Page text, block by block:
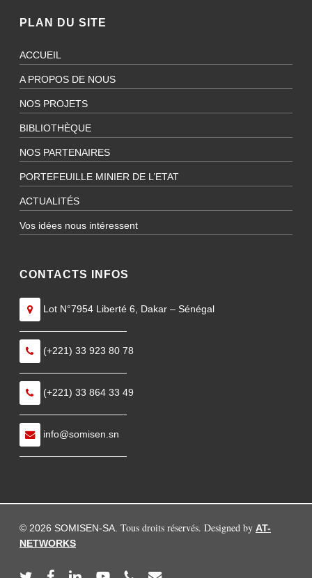
PLAN DU SITE
ACCUEIL
A PROPOS DE NOUS
NOS PROJETS
BIBLIOTHÈQUE
NOS PARTENAIRES
PORTEFEUILLE MINIER DE L’ETAT
ACTUALITÉS
Vos idées nous intéressent
CONTACTS INFOS
Lot N°7954 Liberté 6, Dakar – Sénégal
———————————
(+221) 33 923 80 78
———————————
(+221) 33 864 33 49
———————————
info@somisen.sn
———————————
© 2026 SOMISEN-SA. Tous droits réservés. Designed by AT-
NETWORKS
twitter facebooklinkedinyoutubephoneemail